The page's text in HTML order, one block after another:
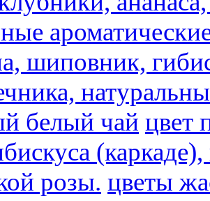
шиповник,
белый чай цвет
розы. цветы